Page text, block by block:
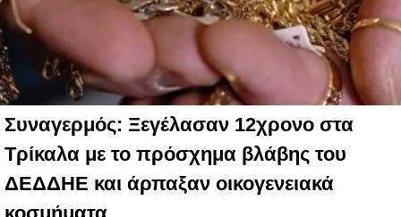
Συναγερμός: Ξεγέλασαν 12χρονο στα
Τρίκαλα με το πρόσχημα βλάβης του
ΔΕΔΔΗΕ και άρπαξαν οικογενειακά